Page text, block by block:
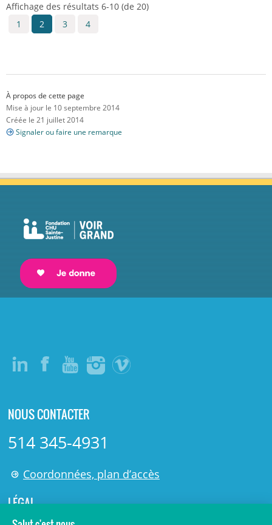
Affichage des résultats 6-10 (de 20)
1
2 3 4
À propos de cette page
Mise à jour le 10 septembre 2014
Créée le 21 juillet 2014
Signaler ou faire une remarque
NOUS CONTACTER
514 345-4931
Coordonnées, plan d’accès
LÉGAL
© 2006-2026Centre de recherche Azrieli du CHU Sainte-